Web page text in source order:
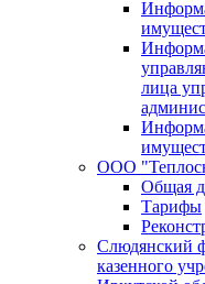
лица
ООО
Общая
Тарифы
Слюдянский
казенного